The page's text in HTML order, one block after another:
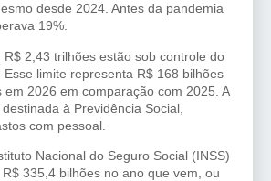
desde 2024. Antes da pandemia
19%.
R$ 2,43 trilhões estão sob controle do
limite representa R$ 168 bilhões
em 2026 em comparação com 2025. A
à Previdência Social,
com pessoal.
Nacional do Seguro Social (INSS)
335,4 bilhões no ano que vem, ou